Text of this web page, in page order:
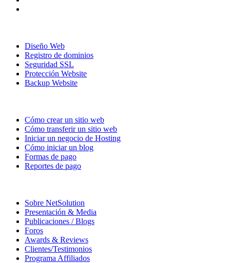
Diseño Web
Registro de dominios
Seguridad SSL
Protección Website
Backup Website
Cómo crear un sitio web
Cómo transferir un sitio web
Iniciar un negocio de Hosting
Cómo iniciar un blog
Formas de pago
Reportes de pago
Sobre NetSolution
Presentación & Media
Publicaciones / Blogs
Foros
Awards & Reviews
Clientes/Testimonios
Programa Affiliados